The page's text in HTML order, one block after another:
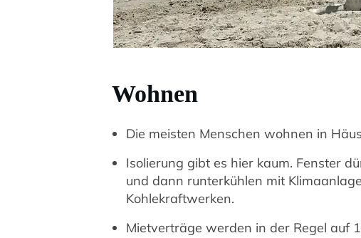
Wohnen
Die meisten Menschen wohnen in
Isolierung gibt es hier kaum. Fenster
und dann runterkühlen mit
Kohlekraftwerken.
Mietverträge werden in der Regel auf